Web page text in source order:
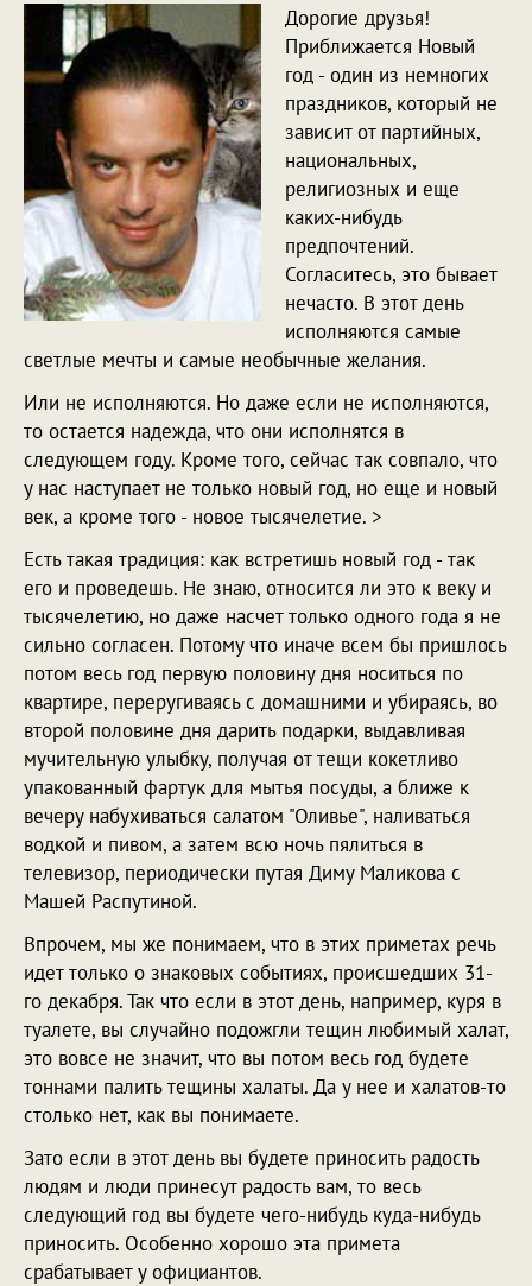
Дорогие друзья!
Приближается Новый
год - один из немногих
праздников, который не
зависит от партийных,
национальных,
религиозных и еще
каких-нибудь
предпочтений.
Согласитесь, это бывает
нечасто. В этот день
исполняются самые
светлые мечты и самые необычные желания.
Или не исполняются. Но даже если не исполняются,
то остается надежда, что они исполнятся в
следующем году. Кроме того, сейчас так совпало, что
у нас наступает не только новый год, но еще и новый
век, а кроме того - новое тысячелетие. >
Есть такая традиция: как встретишь новый год - так
его и проведешь. Не знаю, относится ли это к веку и
тысячелетию, но даже насчет только одного года я не
сильно согласен. Потому что иначе всем бы пришлось
потом весь год первую половину дня носиться по
квартире, переругиваясь с домашними и убираясь, во
второй половине дня дарить подарки, выдавливая
мучительную улыбку, получая от тещи кокетливо
упакованный фартук для мытья посуды, а ближе к
вечеру набухиваться салатом "Оливье", наливаться
водкой и пивом, а затем всю ночь пялиться в
телевизор, периодически путая Диму Маликова с
Машей Распутиной.
Впрочем, мы же понимаем, что в этих приметах речь
идет только о знаковых событиях, происшедших 31-
го декабря. Так что если в этот день, например, куря в
туалете, вы случайно подожгли тещин любимый халат,
это вовсе не значит, что вы потом весь год будете
тоннами палить тещины халаты. Да у нее и халатов-то
столько нет, как вы понимаете.
Зато если в этот день вы будете приносить радость
людям и люди принесут радость вам, то весь
следующий год вы будете чего-нибудь куда-нибудь
приносить. Особенно хорошо эта примета
срабатывает у официантов.